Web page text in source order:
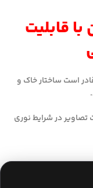
با قابلیت
است ساختار خاک و
بر ثبت تصاویر در شرایط نوری